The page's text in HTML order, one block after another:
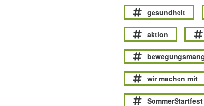
gesundheit
aktion
wir machen mit
SommerStartfest